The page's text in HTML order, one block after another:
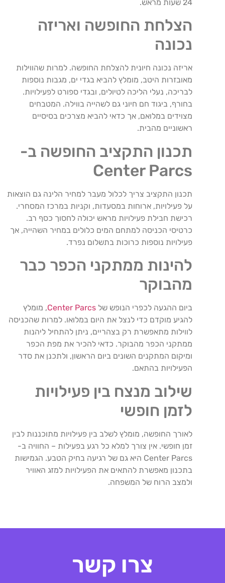
24 שעות מראש.
הצלחת החופשה ואריזה
נכונה
אריזה נכונה חיונית להצלחת החופשה. למרות שהווילות
מאובזרות היטב, מומלץ להביא בגדי ים, מגבות נוספות
לבריכה, נעלי הליכה לטיולים, ובגדי ספורט לפעילויות.
בחורף, ביגוד חם חיוני גם לשהייה בווילה. המטבחים
מצוידים במלואם, אך כדאי להביא מצרכים בסיסיים
ראשוניים מהבית.
תכנון התקציב החופשה ב-
Center Parcs
תכנון התקציב צריך לכלול מעבר למחיר הלינה גם הוצאות
על פעילויות, ארוחות במסעדות, וקניות במרכז המסחרי.
רכישת חבילת פעילויות מראש יכולה לחסוך כסף רב.
כרטיסי הכניסה למתחם המים כלולים במחיר השהייה, אך
פעילויות נוספות כרוכות בתשלום נפרד.
להינות ממתקני הכפר כבר
מהבוקר
ביום ההגעה לכפרי הנופש של Center Parcs, מומלץ
להגיע מוקדם כדי לנצל את היום במלואו. למרות שהכניסה
לווילות מתאפשרת רק בצהריים, ניתן להתחיל ליהנות
ממתקני הכפר מהבוקר. כדאי להכיר את מפת הכפר
ומיקום המתקנים השונים ביום הראשון, ולתכנן את סדר
הפעילויות בהתאם.
שילוב מנצח בין פעילויות
לזמן חופשי
לאורך החופשה, מומלץ לשלב בין פעילויות מתוכננות לבין
זמן חופשי. אין צורך למלא כל רגע בפעילות – החוויה ב-
Center Parcs היא גם של רגיעה בחיק הטבע. הגמישות
בתכנון מאפשרת להתאים את הפעילויות למזג האוויר
ולמצב הרוח של המשפחה.
צרו קשר